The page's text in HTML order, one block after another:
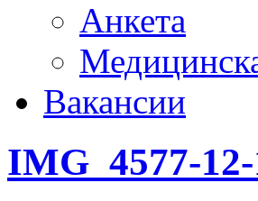
Анкета
Вакансии
IMG_4577-